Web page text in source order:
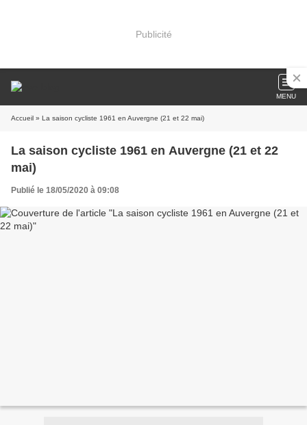
Publicité
MENU
Accueil » La saison cycliste 1961 en Auvergne (21 et 22 mai)
La saison cycliste 1961 en Auvergne (21 et 22
mai)
Publié le 18/05/2020 à 09:08